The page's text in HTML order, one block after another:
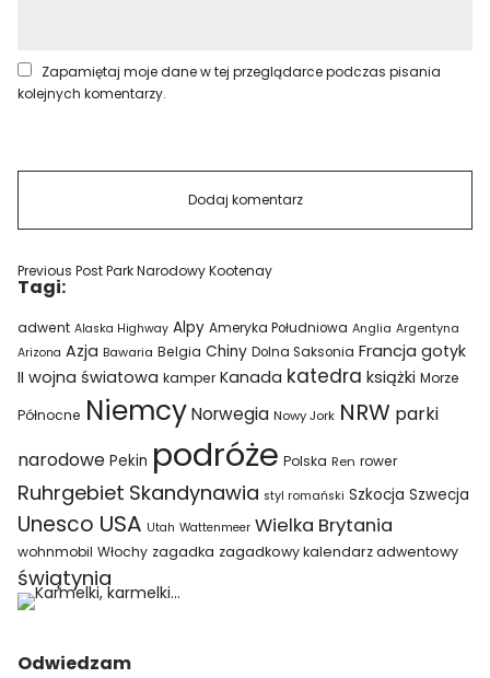
Zapamiętaj moje dane w tej przeglądarce podczas pisania
kolejnych komentarzy.
Previous PostPark Narodowy Kootenay
Tagi:
adwent Alaska Highway Alpy Ameryka Południowa Anglia Argentyna
Arizona Azja Bawaria Belgia Chiny Dolna Saksonia Francja gotyk
II wojna światowa kamper Kanada katedra książki Morze
Północne Niemcy Norwegia Nowy Jork NRW parki
narodowe Pekin podróże Polska Ren rower
Ruhrgebiet Skandynawia styl romański Szkocja Szwecja
Unesco USA Utah Wattenmeer Wielka Brytania
wohnmobil Włochy zagadka zagadkowy kalendarz adwentowy
świątynia
Odwiedzam